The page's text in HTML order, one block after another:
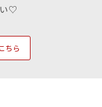
♡
ちら